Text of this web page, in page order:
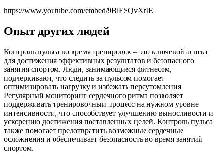
https://www.youtube.com/embed/9BlESQvXrIE
Опыт других людей
Контроль пульса во время тренировок – это ключевой аспект
для достижения эффективных результатов и безопасного
занятия спортом. Люди, занимающиеся фитнесом,
подчеркивают, что следить за пульсом помогает
оптимизировать нагрузку и избежать переутомления.
Регулярный мониторинг сердечного ритма позволяет
поддерживать тренировочный процесс на нужном уровне
интенсивности, что способствует улучшению выносливости и
ускорению достижения поставленных целей. Контроль пульса
также помогает предотвратить возможные сердечные
осложнения и обеспечивает безопасность во время занятий
спортом.